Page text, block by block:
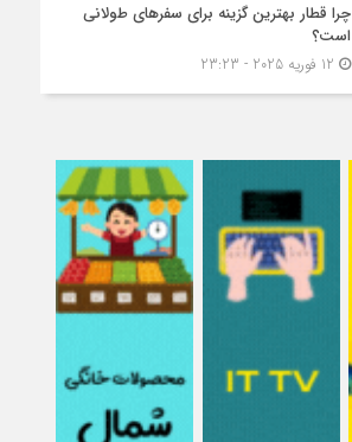
چرا قطار بهترین گزینه برای سفرهای طولانی
است؟